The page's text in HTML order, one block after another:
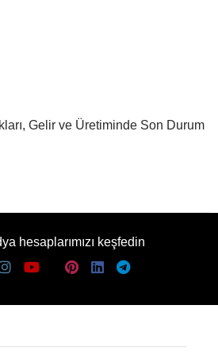
Gelir ve Üretiminde Son Durum
hesaplarımızı keşfedin